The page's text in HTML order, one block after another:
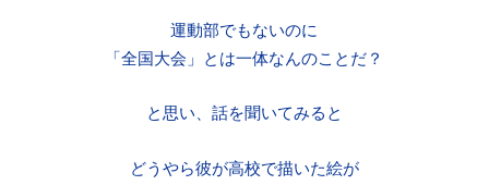
運動部でもないのに
「全国大会」とは一体なんのことだ？
と思い、話を聞いてみると
どうやら彼が高校で描いた絵が